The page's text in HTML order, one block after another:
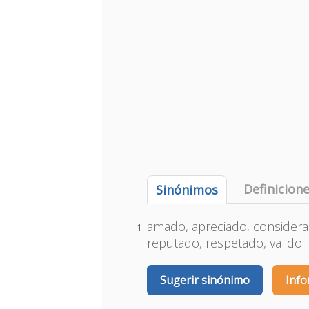
Sinónimos
amado, apreciado,
reputado, respetado, valido
Sugerir sinónimo